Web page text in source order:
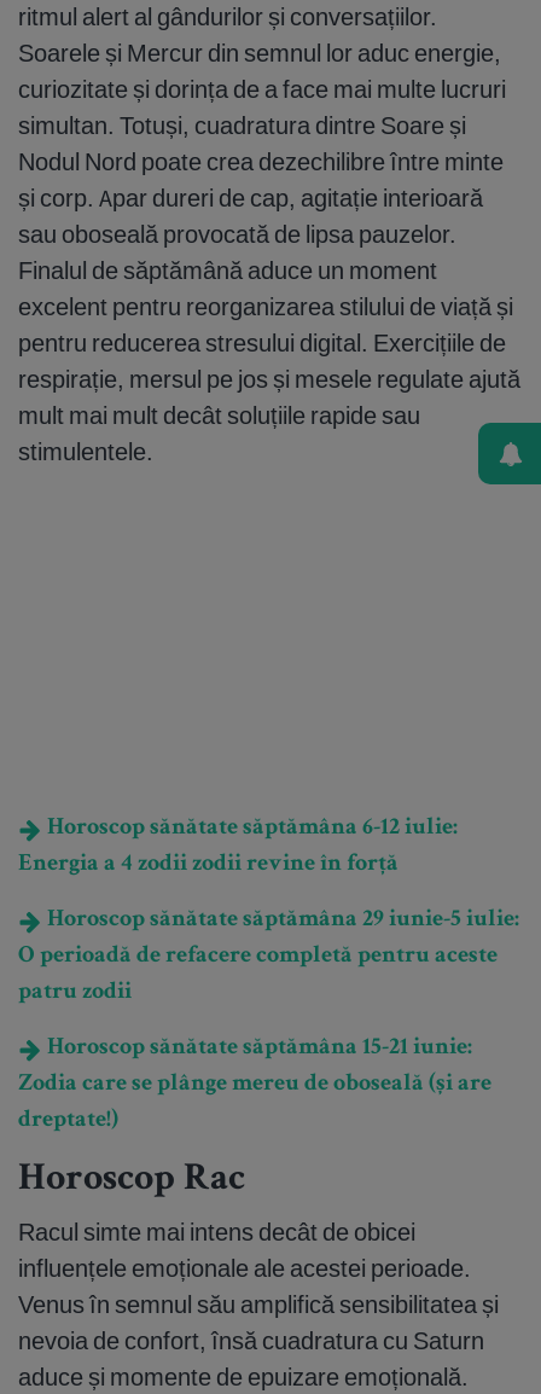
ritmul alert al gândurilor și conversațiilor.
Soarele și Mercur din semnul lor aduc energie,
curiozitate și dorința de a face mai multe lucruri
simultan. Totuși, cuadratura dintre Soare și
Nodul Nord poate crea dezechilibre între minte
și corp. Apar dureri de cap, agitație interioară
sau oboseală provocată de lipsa pauzelor.
Finalul de săptămână aduce un moment
excelent pentru reorganizarea stilului de viață și
pentru reducerea stresului digital. Exercițiile de
respirație, mersul pe jos și mesele regulate ajută
mult mai mult decât soluțiile rapide sau
stimulentele.
Horoscop sănătate săptămâna 6-12 iulie:
Energia a 4 zodii zodii revine în forță
Horoscop sănătate săptămâna 29 iunie-5 iulie:
O perioadă de refacere completă pentru aceste
patru zodii
Horoscop sănătate săptămâna 15-21 iunie:
Zodia care se plânge mereu de oboseală (și are
dreptate!)
Horoscop Rac
Racul simte mai intens decât de obicei
influențele emoționale ale acestei perioade.
Venus în semnul său amplifică sensibilitatea și
nevoia de confort, însă cuadratura cu Saturn
aduce și momente de epuizare emoțională.